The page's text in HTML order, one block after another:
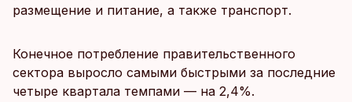
размещение и питание, а также транспорт.
Конечное потребление правительственного
сектора выросло самыми быстрыми за последние
четыре квартала темпами — на 2,4%.